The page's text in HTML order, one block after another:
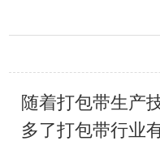
随着打包带生产
多了打包带行业